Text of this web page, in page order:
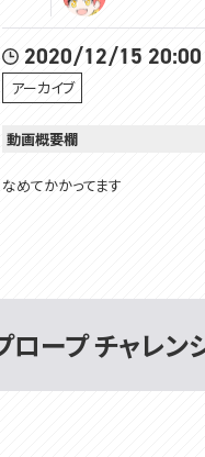
2020/12/15 20:00
アーカイブ
動画概要欄
なめてかかってます
楽しいこといっぱいするよ！
ープ チャレン